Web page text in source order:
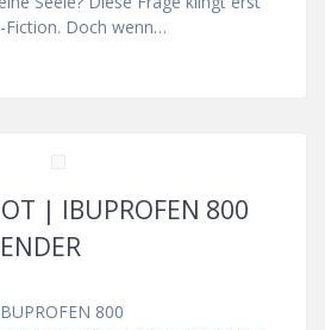
Fiction. Doch wenn…
| IBUPROFEN 800
800